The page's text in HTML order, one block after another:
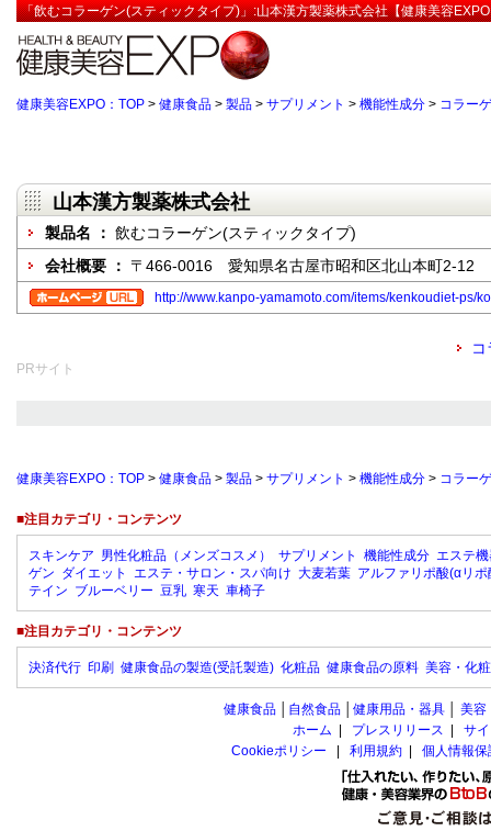
「飲むコラーゲン(スティックタイプ)」:山本漢方製薬株式会社【健康美容
健康美容EXPO：TOP > 健康食品 > 製品 > サプリメント > 機能性成分 > コラー
山本漢方製薬株式会社
製品名 ： 飲むコラーゲン(スティックタイプ)
会社概要 ： 〒466-0016 愛知県名古屋市昭和区北山本町2-12
http://www.kanpo-yamamoto.com/items/kenkoudiet-ps/
PRサイト
健康美容EXPO：TOP > 健康食品 > 製品 > サプリメント > 機能性成分 > コラー
■注目カテゴリ・コンテンツ
スキンケア 男性化粧品（メンズコスメ） サプリメント 機能性成分 エステ
ゲン ダイエット エステ・サロン・スパ向け 大麦若葉 アルファリポ酸(αリポ
テイン ブルーベリー 豆乳 寒天 車椅子
■注目カテゴリ・コンテンツ
決済代行 印刷 健康食品の製造(受託製造) 化粧品 健康食品の原料 美容・化
健康食品 自然食品 健康用品・器具 美容
ホーム
プレスリリース
サ
Cookieポリシー
利用規約 個人情報